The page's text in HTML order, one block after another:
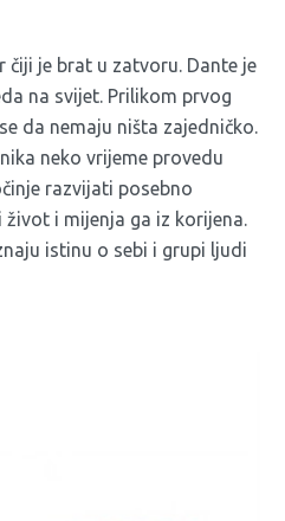
je brat u zatvoru. Dante je
na svijet. Prilikom prvog
da nemaju ništa zajedničko.
neko vrijeme provedu
razvijati posebno
i mijenja ga iz korijena.
istinu o sebi i grupi ljudi